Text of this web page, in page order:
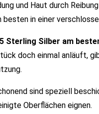
und Haut durch
besten in einer
Sterling Silber am
doch einmal anläuft,
sind speziell
Oberflächen eignen.